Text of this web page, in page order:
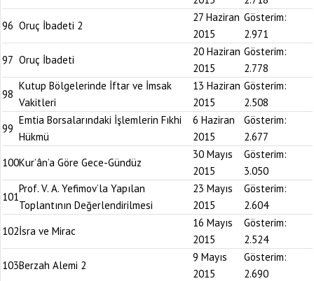
96 Oruç İbadeti 2
27 Haziran
2015
Gösterim:
2.971
97 Oruç İbadeti
20 Haziran
2015
Gösterim:
2.778
98
Kutup Bölgelerinde İftar ve İmsak
Vakitleri
13 Haziran
2015
Gösterim:
2.508
99
Emtia Borsalarındaki İşlemlerin Fıkhi
Hükmü
6 Haziran
2015
Gösterim:
2.677
100Kur’ân’a Göre Gece-Gündüz
30 Mayıs
2015
Gösterim:
3.050
101
Prof. V. A. Yefimov’la Yapılan
Toplantının Değerlendirilmesi
23 Mayıs
2015
Gösterim:
2.604
102İsra ve Mirac
16 Mayıs
2015
Gösterim:
2.524
103Berzah Alemi 2
9 Mayıs
2015
Gösterim:
2.690